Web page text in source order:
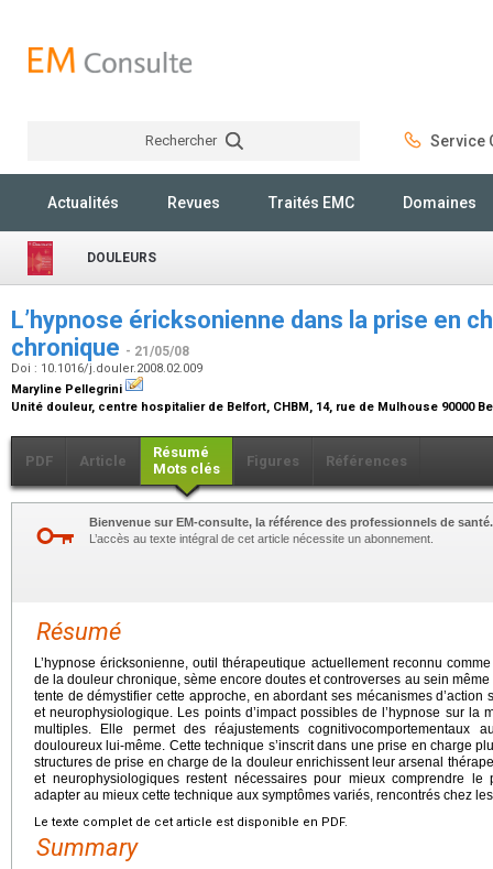
Rechercher Service
Actualités Revues Traités EMC Domaines
DOULEURS
L’hypnose éricksonienne dans la prise en
chronique - 21/05/08
Doi : 10.1016/j.douler.2008.02.009
Maryline Pellegrini
Unité douleur, centre hospitalier de Belfort, CHBM, 14, rue de Mulhouse 90000
PDF Article
Résumé
Mots clés
Figures Références
Bienvenue sur EM-consulte, la référence des professionnels de santé.
L’accès au texte intégral de cet article nécessite un abonnement.
Résumé
L’hypnose éricksonienne, outil thérapeutique actuellement reconnu
de la douleur chronique, sème encore doutes et controverses au sein
tente de démystifier cette approche, en abordant ses mécanismes
et neurophysiologique. Les points d’impact possibles de l’hypnose sur la
multiples. Elle permet des réajustements cognitivocomportementaux
douloureux lui-même. Cette technique s’inscrit dans une prise en charge
structures de prise en charge de la douleur enrichissent leur arsenal
et neurophysiologiques restent nécessaires pour mieux comprendre le
adapter au mieux cette technique aux symptômes variés, rencontrés chez
Le texte complet de cet article est disponible en PDF.
Summary